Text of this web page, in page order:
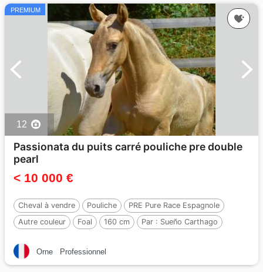
PREMIUM
12
Passionata du puits carré pouliche pre double
pearl
< 10 000 €
Cheval à vendre Pouliche
PRE Pure Race Espagnole
Autre couleur
Foal 160 cm Par : Sueño Carthago
Orne Professionnel